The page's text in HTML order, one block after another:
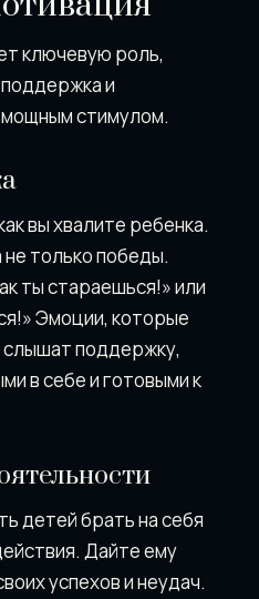
ключевую роль,
и
стимулом.
вы хвалите ребенка.
только победы.
ты стараешься!» или
Эмоции, которые
слышат поддержку,
в себе и готовыми к
детей брать на себя
Дайте ему
успехов и неудач.